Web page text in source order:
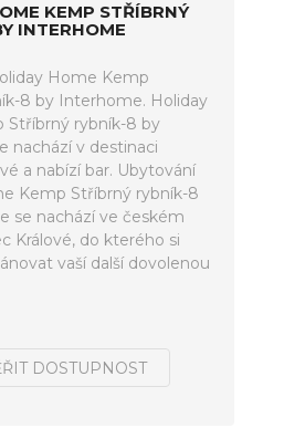
KEMP STŘÍBRNÝ
INTERHOME
Home Kemp
8 by Interhome. Holiday
Stříbrný rybník-8 by
nachází v destinaci
a nabízí bar. Ubytování
Kemp Stříbrný rybník-8
se nachází ve českém
Králové, do kterého si
vaší další dovolenou
DOSTUPNOST